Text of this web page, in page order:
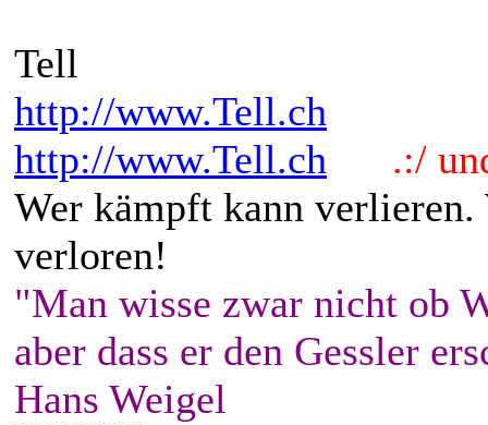
Tell
http://www.Tell.ch
http://www.Tell.ch
.:/
Wer kämpft kann
verloren!
"Man wisse zwar nicht ob
aber dass er den Gessler
Hans Weigel